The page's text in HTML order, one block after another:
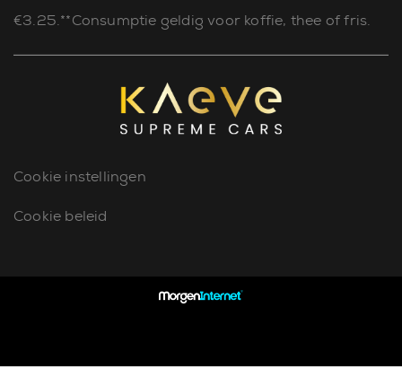
€3.25.**Consumptie geldig voor koffie, thee of fris.
Cookie instellingen
Cookie beleid